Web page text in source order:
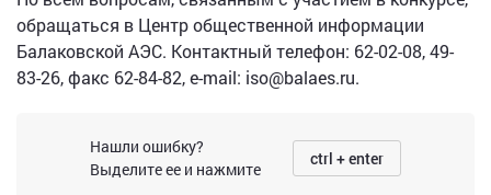
обращаться в Центр общественной информации
Балаковской АЭС. Контактный телефон: 62-02-08, 49-
83-26, факс 62-84-82, е-mail: iso@balaes.ru.
Нашли ошибку?
Выделите ее и нажмите
ctrl + enter